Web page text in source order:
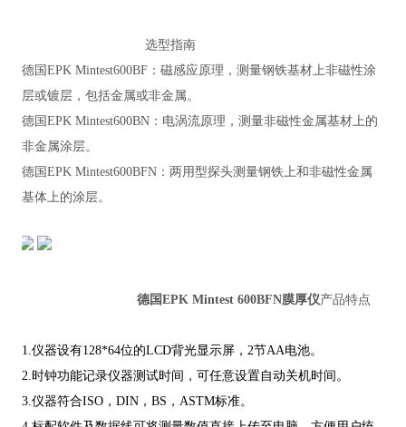
选型指南
德国EPK Mintest600BF：磁感应原理，测量钢铁基材上非磁性涂
层或镀层，包括金属或非金属。
德国EPK Mintest600BN：电涡流原理，测量非磁性金属基材上的
非金属涂层。
德国EPK Mintest600BFN：两用型探头测量钢铁上和非磁性金属
基体上的涂层。
德国EPK Mintest 600BFN膜厚仪产品特点
1.仪器设有128*64位的LCD背光显示屏，2节AA电池。
2.时钟功能记录仪器测试时间，可任意设置自动关机时间。
3.仪器符合ISO，DIN，BS，ASTM标准。